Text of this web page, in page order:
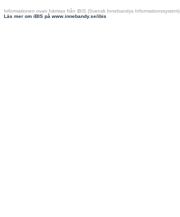
Informationen ovan hämtas från iBIS (Svensk Innebandys Informationssystem)
Läs mer om iBIS på www.innebandy.se/ibis